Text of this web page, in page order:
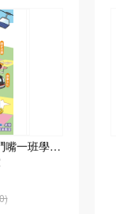
嘴一班學習